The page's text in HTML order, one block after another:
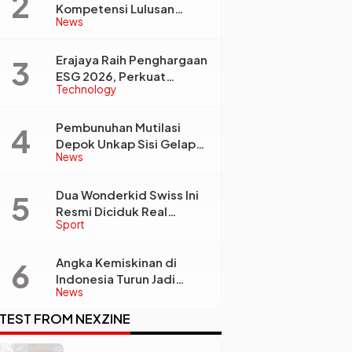
News
Kompetensi Lulusan
Perguruan Tinggi Jadi
Kebutuhan Dunia Kerja
Technology
Erajaya Raih Penghargaan
ESG 2026, Perkuat
Circular Economy Lewat
Berkelanjutan
News
Pembunuhan Mutilasi
Depok Unkap Sisi Gelap
Penjual Piscok Berdarah
Sport
Dua Wonderkid Swiss Ini
Resmi Diciduk Real
Madrid dan Juventus,
Eropa
News
Angka Kemiskinan di
Indonesia Turun Jadi
22,93 Juta Orang, Tapi
Kenapa Ketimpangan
Desa dan Kota Malah
Makin Lebar?
FROM NEXZINE